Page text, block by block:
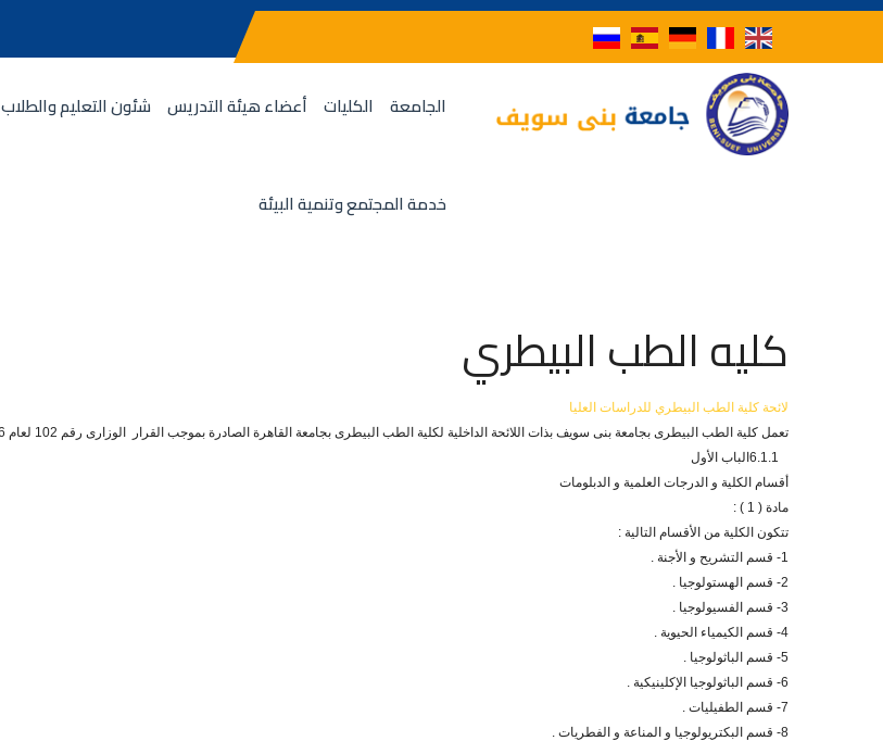
الجامعة الكليات أعضاء هيئة التدريس شئون التعليم والطلاب
خدمة المجتمع وتنمية البيئة
كليه الطب البيطري
لائحة كلية الطب البيطري للدراسات العليا
تعمل كلية الطب البيطرى بجامعة بنى سويف بذات اللائحة الداخلية لكلية الطب البيطرى بجامعة القاهرة الصادرة بموجب القرار الوزارى رقم 102 لعام 1986.
أقسام الكلية و الدرجات العلمية و الدبلومات
مادة ( 1 ) :
تتكون الكلية من الأقسام التالية :
1- قسم التشريح و الأجنة .
2- قسم الهستولوجيا .
3- قسم الفسيولوجيا .
4- قسم الكيمياء الحيوية .
5- قسم الباثولوجيا .
6- قسم الباثولوجيا الإكلينيكية .
7- قسم الطفيليات .
8- قسم البكتريولوجيا و المناعة و الفطريات .